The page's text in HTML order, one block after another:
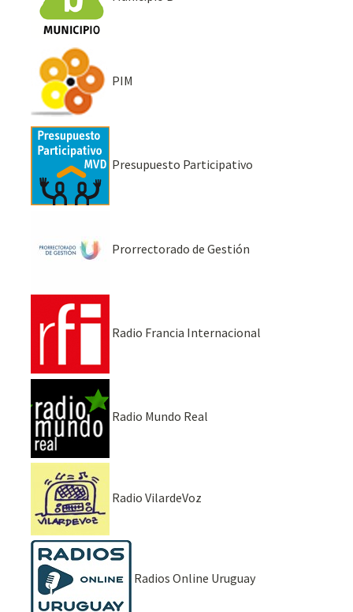
PIM
Presupuesto Participativo
Prorrectorado de Gestión
Radio Francia Internacional
Radio Mundo Real
Radio VilardeVoz
Radios Online Uruguay